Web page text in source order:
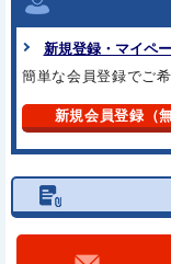
新規登録・マイペ
簡単な会員登録でご
新規会員登録（無